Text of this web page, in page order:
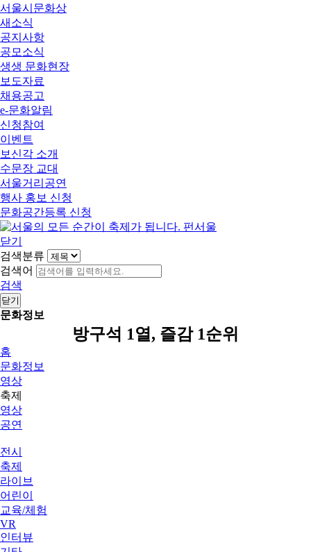
서울시문화상
새소식
공지사항
공모소식
생생 문화현장
보도자료
채용공고
e-문화알림
신청참여
이벤트
보신각 소개
수문장 교대
서울거리공연
행사 홍보 신청
문화공간등록 신청
닫기
검색분류
검색어
검색
닫기
문화정보
방구석 1열, 즐감 1순위
홈
문화정보
영상
축제
영상
공연
전시
축제
라이브
어린이
교육/체험
VR
인터뷰